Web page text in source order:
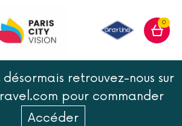
0
désormais retrouvez-nous sur
pour commander
Accéder
de ville de nuit